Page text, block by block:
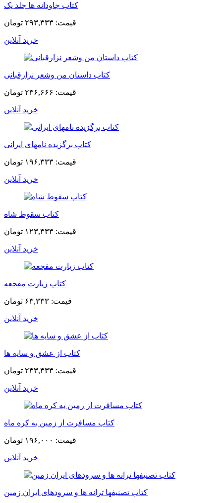
کتاب جاودانه ها جلد یک
قیمت: ۲۹۳,۳۳۳ تومان
خرید آنلاین
کتاب داستان من وشعر نزارقبانی
قیمت: ۲۳۶,۶۶۶ تومان
خرید آنلاین
کتاب برگزیده نامهای ایرانی
قیمت: ۱۹۶,۳۳۳ تومان
خرید آنلاین
کتاب سقوط شاه
قیمت: ۱۲۳,۳۳۳ تومان
خرید آنلاین
کتاب زیارت مفجعه
قیمت: ۶۳,۳۳۳ تومان
خرید آنلاین
کتاب از عشق و سایه ها
قیمت: ۲۳۳,۳۳۳ تومان
خرید آنلاین
کتاب مسافرت از زمین به کره ماه
قیمت: ۱۹۶,۰۰۰ تومان
خرید آنلاین
کتاب تصنیفها ترانه ها و سرودهای ایران زمین